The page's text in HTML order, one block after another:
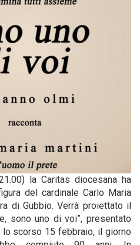
la Caritas diocesana ha
del cardinale Carlo Maria
di Gubbio. Verrà proiettato il
sono uno di voi”, presentato
scorso 15 febbraio, il giorno